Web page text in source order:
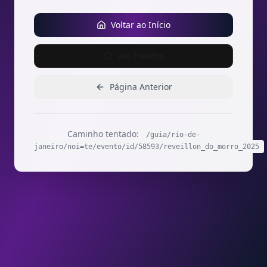
Voltar ao Início
Página Anterior
Caminho tentado:
/guia/rio-de-
janeiro/noi=te/evento/id/58593/reveillon_do_morro_2025